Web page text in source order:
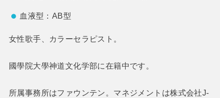
血液型：AB型
女性歌手、カラーセラピスト。
國學院大學神道文化学部に在籍中です。
所属事務所はファウンテン。マネジメントは株式会社J-